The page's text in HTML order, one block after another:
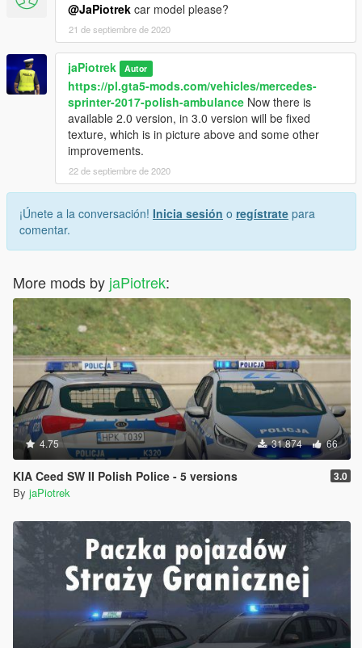
@JaPiotrek car model please?
21 de septiembre de 2020
jaPiotrek Autor
https://pl.gta5-mods.com/vehicles/mercedes-
sprinter-2017-polish-ambulance Now there is
available 2.0 version, in 3.0 version will be fixed
texture, which is in picture above and some other
improvements.
22 de septiembre de 2020
¡Únete a la conversación! Inicia sesión o regístrate para
comentar.
More mods by jaPiotrek:
4.75 31.874 66
KIA Ceed SW II Polish Police - 5 versions 3.0
By jaPiotrek